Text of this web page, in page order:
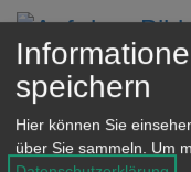
Logo
(© Weiler'mer
speichern
Hier können Sie
über Sie sammeln. Um